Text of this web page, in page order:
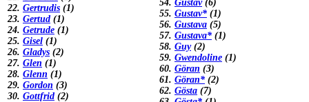
22. Gertrudis (1)
23. Gertud (1)
24. Getrude (1)
25. Gisel (1)
26. Gladys (2)
27. Glen (1)
28. Glenn (1)
29. Gordon (3)
30. Gottfrid (2)
54. Gustav(6)
55. Gustav* (1)
56. Gustava (5)
57. Gustava* (1)
58. Guy(2)
59. Gwendoline (1)
60. Göran (3)
61. Göran* (2)
62. Gösta (7)